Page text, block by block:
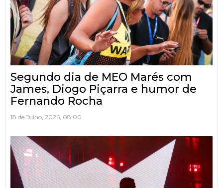
Segundo dia de MEO Marés com
James, Diogo Piçarra e humor de
Fernando Rocha
18 de Julho, 2026, 08:00